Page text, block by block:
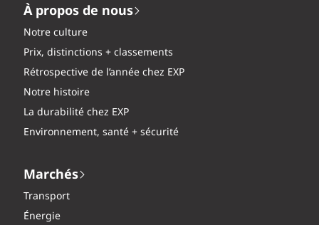
À propos de nous
Notre culture
Prix, distinctions + classements
Rétrospective de l’année chez EXP
Notre histoire
La durabilité chez EXP
Environnement, santé + sécurité
Marchés
Transport
Énergie